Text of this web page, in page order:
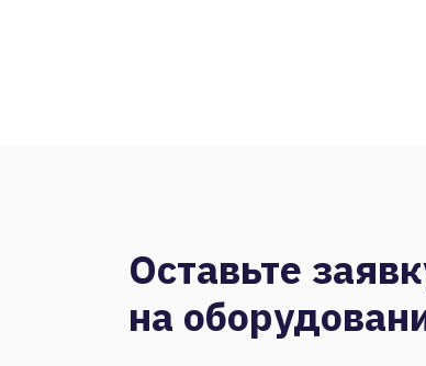
Оставьте
на